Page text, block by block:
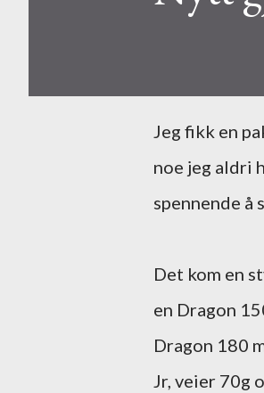
Jeg fikk en pakke fra Latvia (av alle steder) med jerkbaits fra AGAT i dag. Disse er
noe jeg aldri
spennende å
Det kom en
en Dragon
Dragon 180
Jr, veier 70g